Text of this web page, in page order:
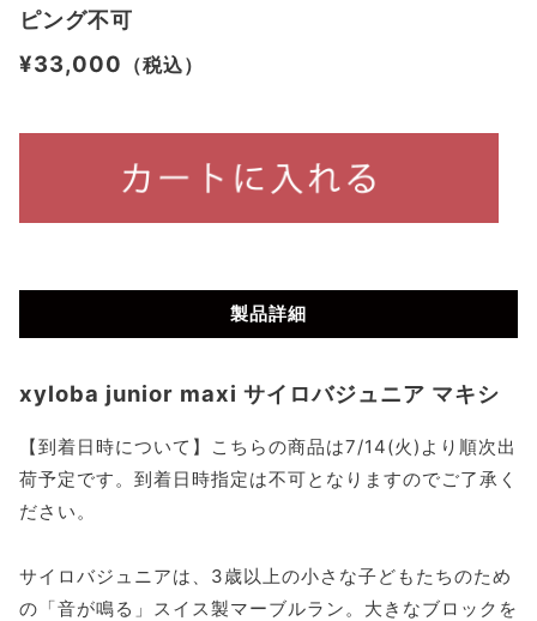
ピング不可
¥33,000 （税込）
製品詳細
xyloba junior maxi サイロバジュニア マキシ
【到着日時について】こちらの商品は7/14(火)より順次出
荷予定です。到着日時指定は不可となりますのでご了承く
ださい。
サイロバジュニアは、3歳以上の小さな子どもたちのため
の「音が鳴る」スイス製マーブルラン。大きなブロックを